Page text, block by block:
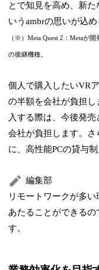
とで知見を高め、新
いうambrの思いが込
（※）Meta Quest 2：Metaが
の後継機種。
個人で購入したいVR
の半額を会社が負担し
入する際は、今後発
会社が負担します。
に、高性能PCの貸与制
編集部
リモートワークが多
あたることができる
す。